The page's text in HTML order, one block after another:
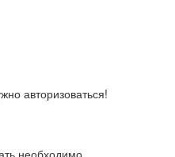
авторизоваться!
необходимо